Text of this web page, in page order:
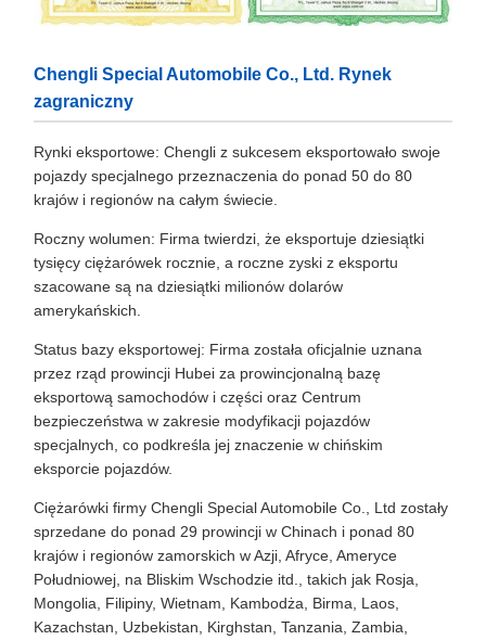
Chengli Special Automobile Co., Ltd. Rynek
zagraniczny
Rynki eksportowe: Chengli z sukcesem eksportowało swoje
pojazdy specjalnego przeznaczenia do ponad 50 do 80
krajów i regionów na całym świecie.
Roczny wolumen: Firma twierdzi, że eksportuje dziesiątki
tysięcy ciężarówek rocznie, a roczne zyski z eksportu
szacowane są na dziesiątki milionów dolarów
amerykańskich.
Status bazy eksportowej: Firma została oficjalnie uznana
przez rząd prowincji Hubei za prowincjonalną bazę
eksportową samochodów i części oraz Centrum
bezpieczeństwa w zakresie modyfikacji pojazdów
specjalnych, co podkreśla jej znaczenie w chińskim
eksporcie pojazdów.
Ciężarówki firmy Chengli Special Automobile Co., Ltd zostały
sprzedane do ponad 29 prowincji w Chinach i ponad 80
krajów i regionów zamorskich w Azji, Afryce, Ameryce
Południowej, na Bliskim Wschodzie itd., takich jak Rosja,
Mongolia, Filipiny, Wietnam, Kambodża, Birma, Laos,
Kazachstan, Uzbekistan, Kirghstan, Tanzania, Zambia,